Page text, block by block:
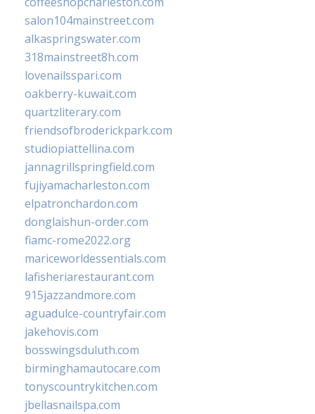
salon104mainstreet.com
alkaspringswater.com
318mainstreet8h.com
lovenailsspari.com
oakberry-kuwait.com
quartzliterary.com
friendsofbroderickpark.com
studiopiattellina.com
jannagrillspringfield.com
fujiyamacharleston.com
elpatronchardon.com
donglaishun-order.com
fiamc-rome2022.org
mariceworldessentials.com
lafisheriarestaurant.com
915jazzandmore.com
aguadulce-countryfair.com
jakehovis.com
bosswingsduluth.com
birminghamautocare.com
tonyscountrykitchen.com
jbellasnailspa.com